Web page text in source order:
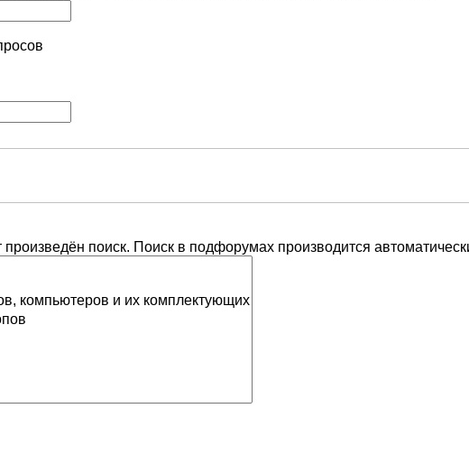
поиск. Поиск в подфорумах производится